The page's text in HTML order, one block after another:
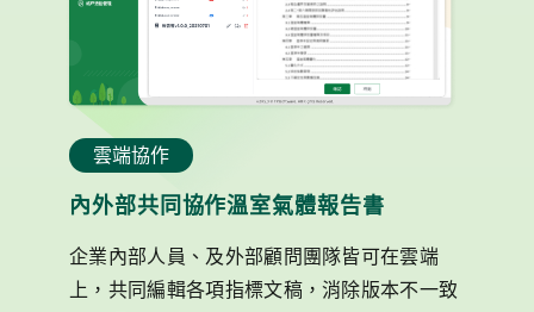
雲端協作
內外部共同協作溫室氣體報告書
企業內部人員、及外部顧問團隊皆可在雲端
上，共同編輯各項指標文稿，消除版本不一致